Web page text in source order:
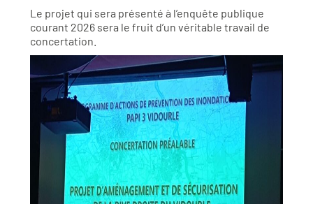
Le projet qui sera présenté à l’enquête publique
courant 2026 sera le fruit d’un véritable travail de
concertation.